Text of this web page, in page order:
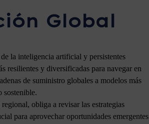
Global
la inteligencia artificial y persistentes
resilientes y diversificadas para navegar en
de suministro globales a modelos más
sostenible.
obliga a revisar las estrategias
para aprovechar oportunidades emergentes